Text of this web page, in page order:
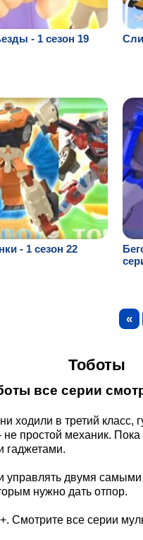
- 1 сезон 19
- 1 сезон 22
«
Тоботы
все серии
ходили в третий
простой механик.
гаджетами.
управлять двумя
нужно дать отпор.
Смотрите все серии